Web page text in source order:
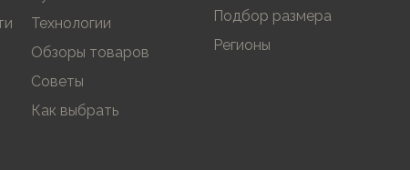
Технологии
Обзоры товаров
Советы
Как выбрать
Подбор размера
Регионы